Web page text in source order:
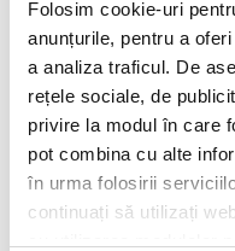
Folosim cookie-uri
anunțurile, pentru a
a analiza traficul. De
rețele sociale, de
privire la modul în care
pot combina cu alte
în urma folosirii
continuați să utilizați
pentru
critice
ghid de
pentru